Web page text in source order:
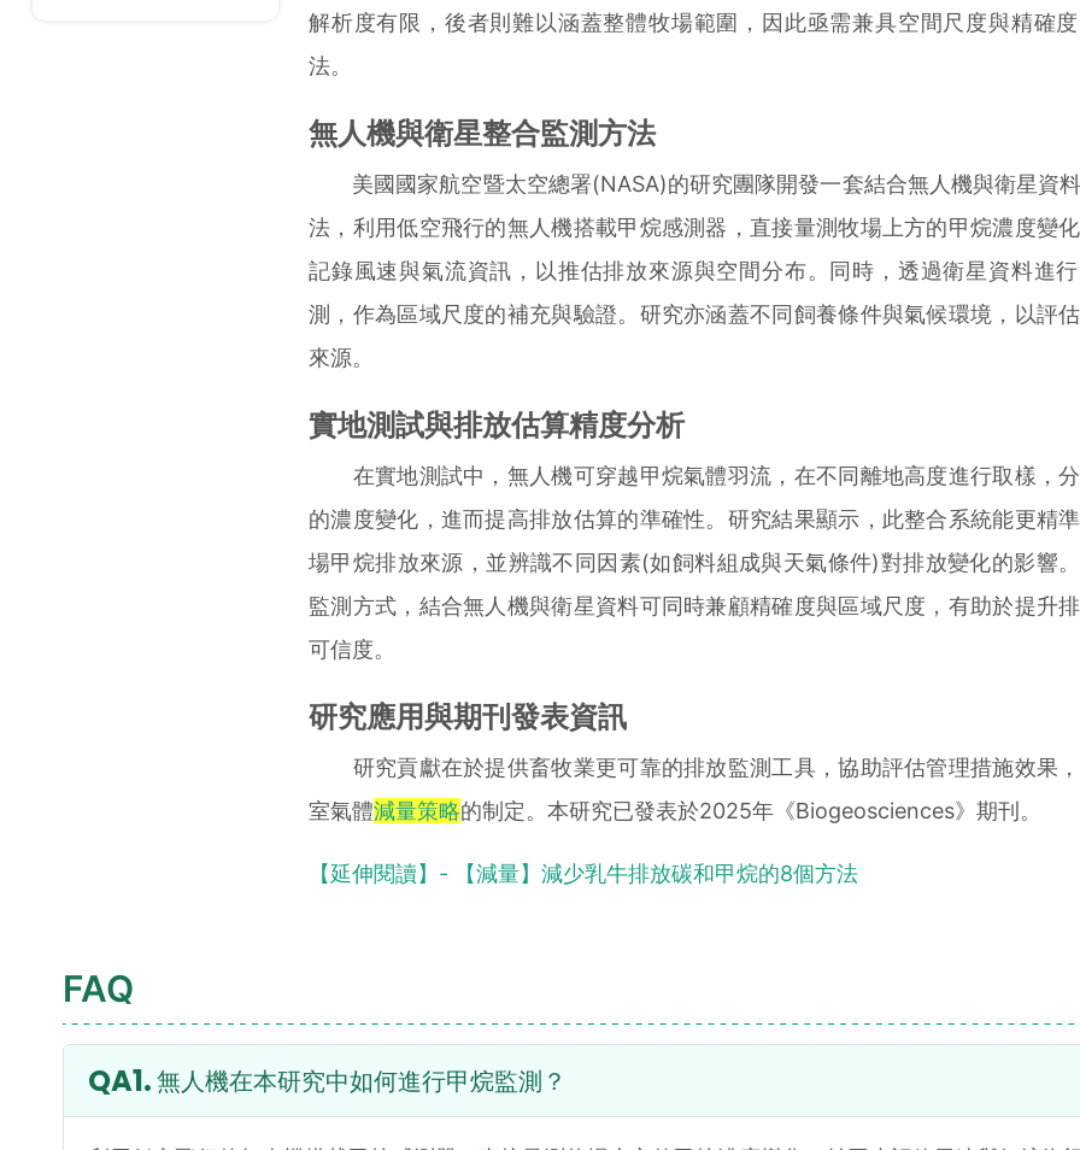
解析度有限，後者則難以涵蓋整體牧場範圍，因此亟需兼具空間尺度與精確
法。
無人機與衛星整合監測方法
美國國家航空暨太空總署(NASA)的研究團隊開發一套結合無人機與衛星資
法，利用低空飛行的無人機搭載甲烷感測器，直接量測牧場上方的甲烷濃度變
記錄風速與氣流資訊，以推估排放來源與空間分布。同時，透過衛星資料進
測，作為區域尺度的補充與驗證。研究亦涵蓋不同飼養條件與氣候環境，以評
來源。
實地測試與排放估算精度分析
在實地測試中，無人機可穿越甲烷氣體羽流，在不同離地高度進行取樣，
的濃度變化，進而提高排放估算的準確性。研究結果顯示，此整合系統能更精
場甲烷排放來源，並辨識不同因素(如飼料組成與天氣條件)對排放變化的影響
監測方式，結合無人機與衛星資料可同時兼顧精確度與區域尺度，有助於提升
可信度。
研究應用與期刊發表資訊
研究貢獻在於提供畜牧業更可靠的排放監測工具，協助評估管理措施效果
室氣體減量策略的制定。本研究已發表於2025年《Biogeosciences》期刊。
【延伸閱讀】- 【減量】減少乳牛排放碳和甲烷的8個方法
FAQ
無人機在本研究中如何進行甲烷監測？